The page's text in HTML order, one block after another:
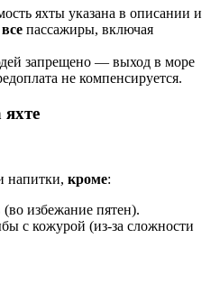
яхты указана в описании и
все пассажиры, включая
запрещено — выход в море
не компенсируется.
напитки, кроме:
избежание пятен).
с кожурой (из-за сложности